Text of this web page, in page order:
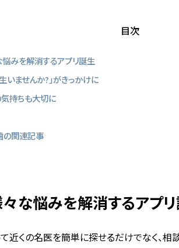
目次
みを解消するアプリ誕生
いませんか?」がきっかけに
持ちも大切に
の関連記事
な悩みを解消するアプ
近くの名医を簡単に探せるだけでなく、